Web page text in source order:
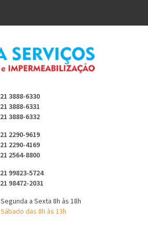
21 3888-6330
21 3888-6331
21 3888-6332
21 2290-9619
21 2290-4169
21 2564-8800
21 99823-5724
21 98472-2031
Segunda a Sexta 8h às 18h
Sábado das 8h às 13h